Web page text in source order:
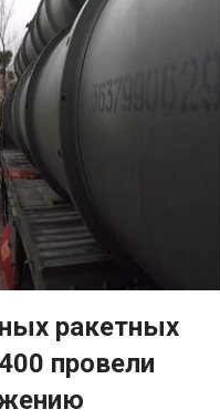
ракетных
провели